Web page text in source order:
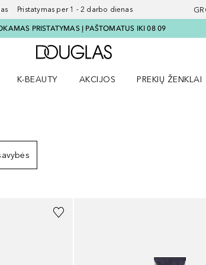
Pristatymas per 1 - 2 darbo dienas
PRISTATYMAS Į PAŠTOMATUS IKI 08 09
Į Douglas pagrindinį
K-BEAUTY
AKCIJOS
PREKIŲ ŽENKLAI